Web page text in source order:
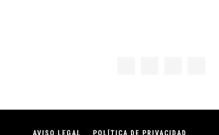
AVISO LEGAL POLÍTICA DE PRIVACIDAD